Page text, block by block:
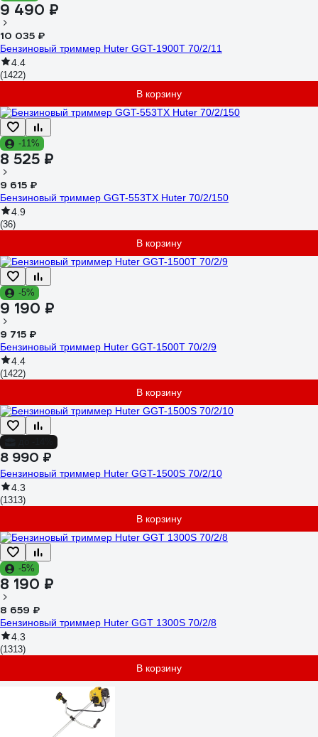
9 490 ₽
10 035 ₽
Бензиновый триммер Huter GGT-1900T 70/2/11
4.4
(1422)
В корзину
-11%
8 525 ₽
9 615 ₽
Бензиновый триммер GGT-553TX Huter 70/2/150
4.9
(36)
В корзину
-5%
9 190 ₽
9 715 ₽
Бензиновый триммер Huter GGT-1500T 70/2/9
4.4
(1422)
В корзину
8 990 ₽
Бензиновый триммер Huter GGT-1500S 70/2/10
4.3
(1313)
В корзину
-5%
8 190 ₽
8 659 ₽
Бензиновый триммер Huter GGT 1300S 70/2/8
4.3
(1313)
В корзину